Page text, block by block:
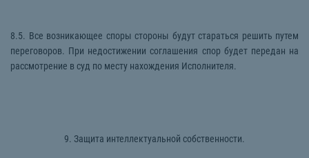
8.5. Все возникающее споры стороны будут стараться решить путем
переговоров. При недостижении соглашения спор будет передан на
рассмотрение в суд по месту нахождения Исполнителя.
9. Защита интеллектуальной собственности.